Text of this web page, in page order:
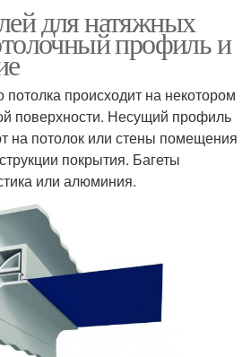
для натяжных
профиль и
происходит на некотором
поверхности. Несущий профиль
на потолок или стены помещения
покрытия. Багеты
или алюминия.